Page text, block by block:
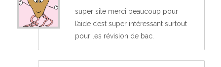
super site merci beaucoup pour
l’aide c’est super intéressant surtout
pour les révision de bac.